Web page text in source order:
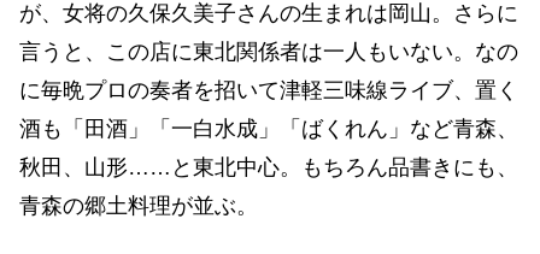
が、女将の久保久美子さんの生まれは岡山。さらに
言うと、この店に東北関係者は一人もいない。なの
に毎晩プロの奏者を招いて津軽三味線ライブ、置く
酒も「田酒」「一白水成」「ばくれん」など青森、
秋田、山形……と東北中心。もちろん品書きにも、
青森の郷土料理が並ぶ。